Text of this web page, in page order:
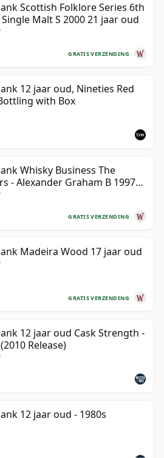
Scottish Folklore Series 6th
Single Malt S 2000 21 jaar oud
GRATIS VERZENDING
12 jaar oud, Nineties Red
with Box
Whisky Business The
- Alexander Graham B 1997
GRATIS VERZENDING
Madeira Wood 17 jaar oud
GRATIS VERZENDING
12 jaar oud Cask Strength -
Release)
12 jaar oud - 1980s